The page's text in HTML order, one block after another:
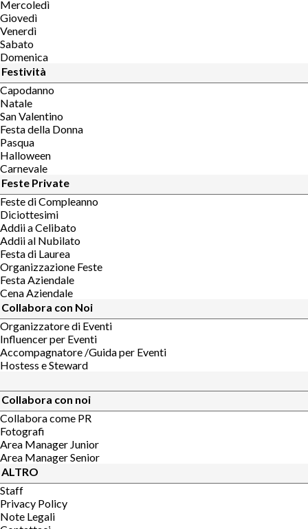
Mercoledì
Giovedì
Venerdì
Sabato
Domenica
Festività
Capodanno
Natale
San Valentino
Festa della Donna
Pasqua
Halloween
Carnevale
Feste Private
Feste di Compleanno
Diciottesimi
Addii a Celibato
Addii al Nubilato
Festa di Laurea
Organizzazione Feste
Festa Aziendale
Cena Aziendale
Collabora con Noi
Organizzatore di Eventi
Influencer per Eventi
Accompagnatore /Guida per Eventi
Hostess e Steward
Collabora con noi
Collabora come PR
Fotografi
Area Manager Junior
Area Manager Senior
ALTRO
Staff
Privacy Policy
Note Legali